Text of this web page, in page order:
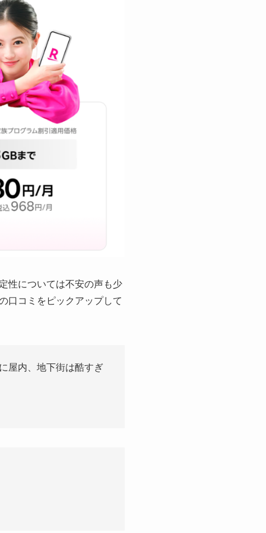
性については不安の声も少
口コミをピックアップして
屋内、地下街は酷すぎ